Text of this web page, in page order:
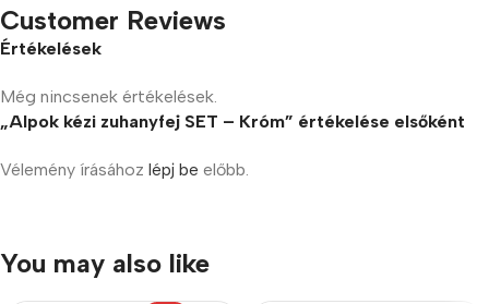
Customer Reviews
Értékelések
Még nincsenek értékelések.
„Alpok kézi zuhanyfej SET – Króm” értékelése elsőként
Vélemény írásához lépj be előbb.
You may also like